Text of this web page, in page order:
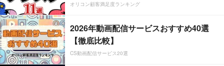
オリコン顧客満足度ランキング
2026年動画配信サービスおすすめ40選
【徹底比較】
CS動画配信サービス20選